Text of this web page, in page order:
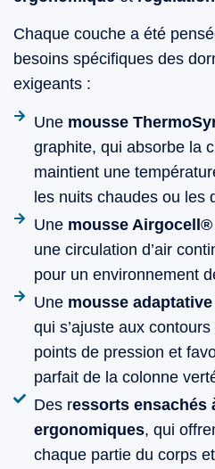
Chaque couche a été
besoins spécifiques des
exigeants :
Une mousse
graphite, qui absorbe la
maintient une
les nuits chaudes ou les
Une mousse
une circulation d’air
pour un environnement
Une mousse
qui s’ajuste aux
points de pression et
parfait de la colonne
Des ressorts ensachés
ergonomiques, qui
chaque partie du corps